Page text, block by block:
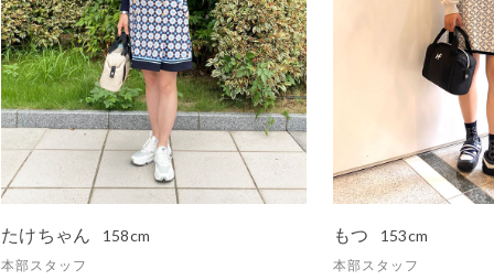
たけちゃん 158cm
本部スタッフ
もつ 153cm
本部スタッフ